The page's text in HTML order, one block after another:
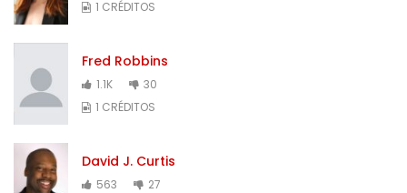
1 CRÉDITOS
Fred Robbins
1.1K
30
1 CRÉDITOS
David J. Curtis
563
27